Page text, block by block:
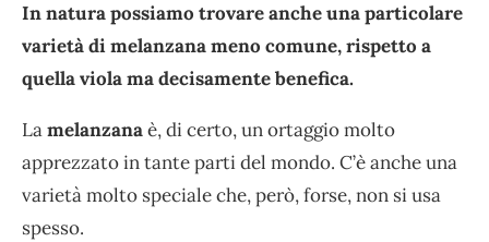
In natura possiamo trovare anche una particolare
varietà di melanzana meno comune, rispetto a
quella viola ma decisamente benefica.
Lamelanzanaè, di certo, un ortaggio molto
apprezzato in tante parti del mondo. C’è anche una
varietà molto speciale che, però, forse, non si usa
spesso.